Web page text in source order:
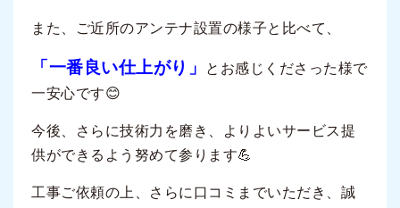
また、ご近所のアンテナ設置の様子と比べて、
「一番良い仕上がり」
とお感じくださった様で
一安心です😊
今後、さらに技術力を磨き、よりよいサービス提
供ができるよう努めて参ります💪
工事ご依頼の上、さらに口コミまでいただき、誠